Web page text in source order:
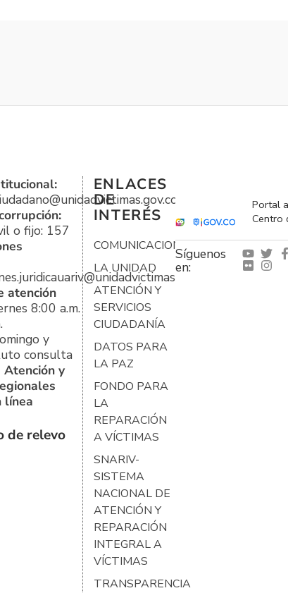
o fijo: 157
atención
8:00 a.m.
y
consulta
Atención y
línea
de relevo
ENLACES
DE
INTERÉS
COMUNICACIONES
LA UNIDAD
ATENCIÓN Y
SERVICIOS
CIUDADANÍA
DATOS PARA
LA PAZ
FONDO PARA
LA
REPARACIÓN
A VÍCTIMAS
SNARIV-
SISTEMA
NACIONAL DE
ATENCIÓN Y
REPARACIÓN
INTEGRAL A
VÍCTIMAS
TRANSPARENCIA
Portal
Centro
Síguenos
en: